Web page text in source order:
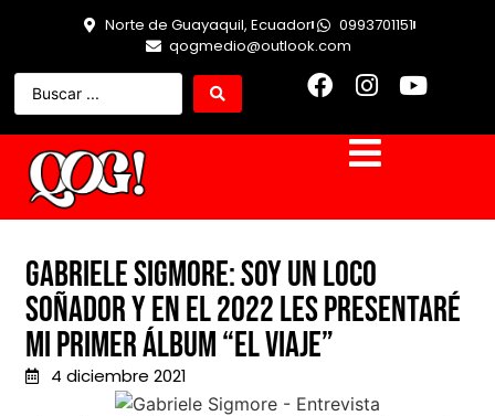
Norte de Guayaquil, Ecuador
0993701151
qogmedio@outlook.com
Gabriele Sigmore: Soy un loco
soñador y en el 2022 les presentaré
mi primer álbum “El Viaje”
4 diciembre 2021